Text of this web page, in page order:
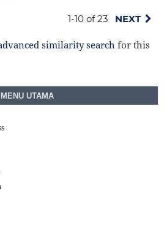
1-10 of 23 NEXT
similarity search for this
MENU UTAMA